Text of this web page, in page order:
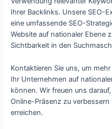
Ihrer Backlinks. Unsere SEO-
eine umfassende SEO-
Website auf nationaler Ebene
Sichtbarkeit in den
Kontaktieren Sie uns, um
Ihr Unternehmen auf
können. Wir freuen uns
Online-Präsenz zu
erreichen.